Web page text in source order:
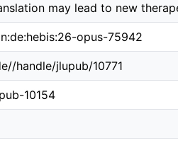
may lead to new
opus-75942
handle/jlupub/10771
10154